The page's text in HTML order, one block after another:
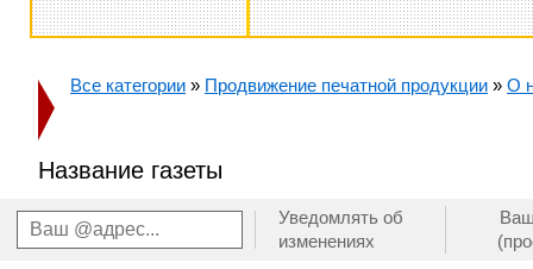
Все категории » Продвижение печатной продукции » О
Название газеты
Уведомлять об
изменениях